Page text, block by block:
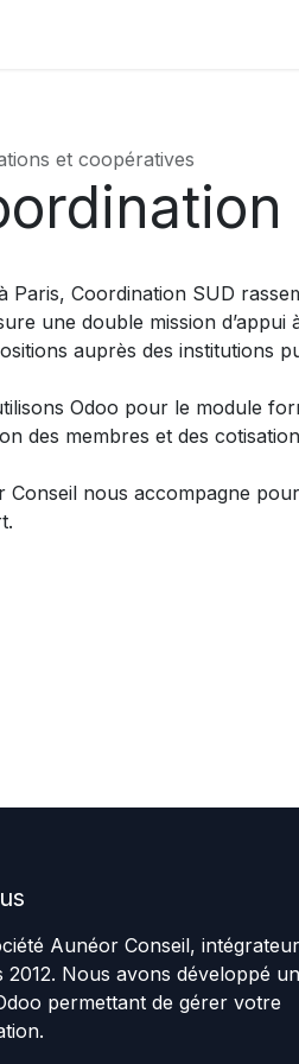
et coopératives
Paris, Coordination SUD
une double mission
auprès des institutions
Odoo pour le module
des membres et des
Conseil nous accompagne
Aunéor Conseil,
2012. Nous avons développé un
permettant de gérer votre